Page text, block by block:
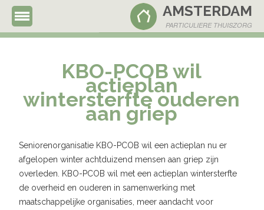
AMSTERDAM
PARTICULIERE THUISZORG
020 - 63 66 837
KBO-PCOB wil
actieplan
wintersterfte ouderen
aan griep
Seniorenorganisatie KBO-PCOB wil een actieplan nu er
afgelopen winter achtduizend mensen aan griep zijn
overleden. KBO-PCOB wil met een actieplan wintersterfte
de overheid en ouderen in samenwerking met
maatschappelijke organisaties, meer aandacht voor